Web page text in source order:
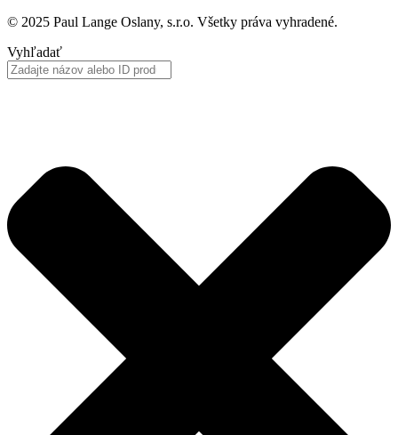
© 2025 Paul Lange Oslany, s.r.o. Všetky práva vyhradené.
Vyhľadať